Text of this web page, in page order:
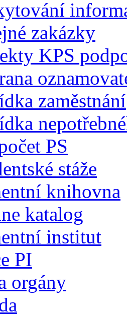
zakázky
KPS
zaměstnání
PS
stáže
knihovna
katalog
institut
PI
orgány